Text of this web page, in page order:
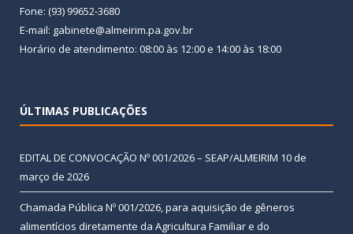
Fone: (93) 99652-3680
E-mail: gabinete@almeirim.pa.gov.br
Horário de atendimento: 08:00 às 12:00 e 14:00 às 18:00
ÚLTIMAS PUBLICAÇÕES
EDITAL DE CONVOCAÇÃO Nº 001/2026 – SEAP/ALMEIRIM 10 de
março de 2026
Chamada Pública Nº 001/2026, para aquisição de gêneros
alimentícios diretamente da Agricultura Familiar e do